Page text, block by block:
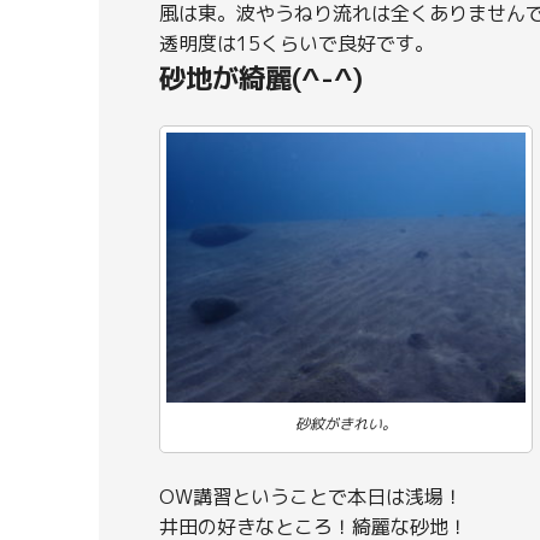
風は東。波やうねり流れは全くありません
透明度は15くらいで良好です。
砂地が綺麗(^-^)
砂紋がきれい。
OW講習ということで本日は浅場！
井田の好きなところ！綺麗な砂地！